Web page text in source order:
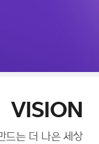
VISION
드는 더 나은 세상